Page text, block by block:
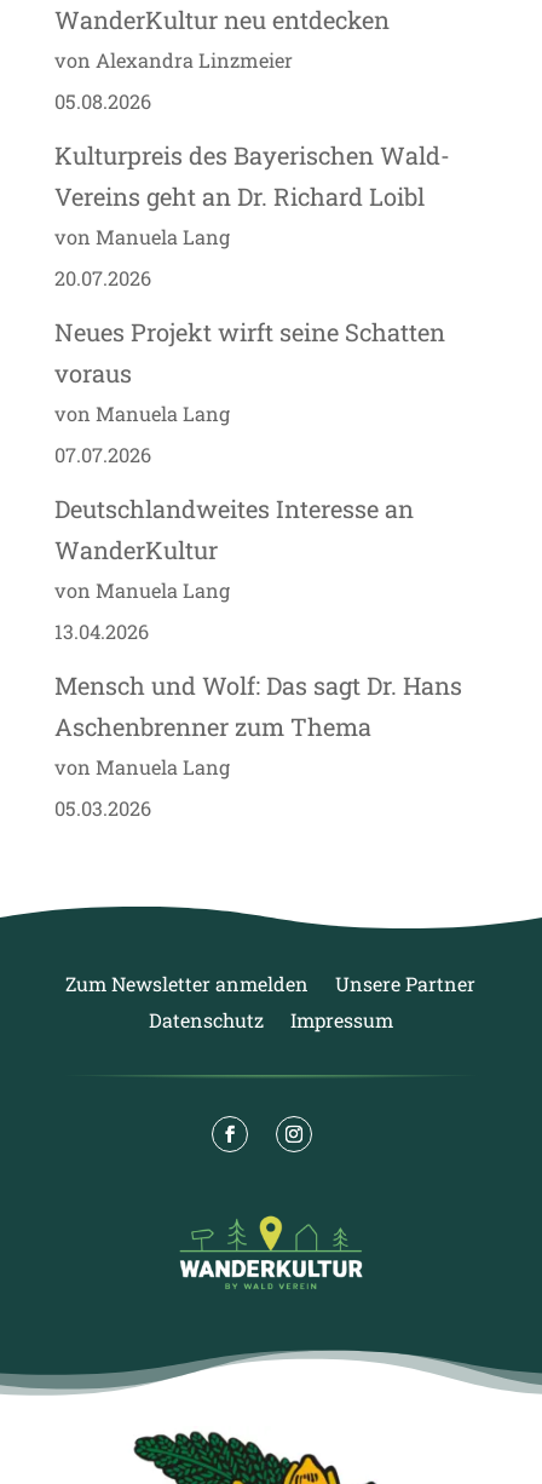
WanderKultur neu entdecken
von Alexandra Linzmeier
05.08.2026
Kulturpreis des Bayerischen Wald-
Vereins geht an Dr. Richard Loibl
von Manuela Lang
20.07.2026
Neues Projekt wirft seine Schatten
voraus
von Manuela Lang
07.07.2026
Deutschlandweites Interesse an
WanderKultur
von Manuela Lang
13.04.2026
Mensch und Wolf: Das sagt Dr. Hans
Aschenbrenner zum Thema
von Manuela Lang
05.03.2026
Zum Newsletter anmelden
Unsere Partner
Datenschutz
Impressum